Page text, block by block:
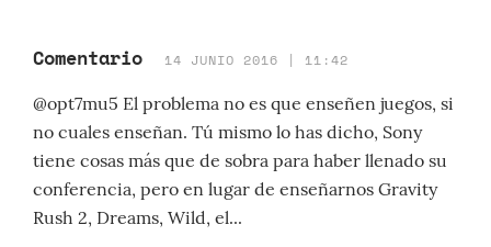
Comentario 14 JUNIO 2016 | 11:42
@opt7mu5 El problema no es que enseñen juegos, si
no cuales enseñan. Tú mismo lo has dicho, Sony
tiene cosas más que de sobra para haber llenado su
conferencia, pero en lugar de enseñarnos Gravity
Rush 2, Dreams, Wild, el...